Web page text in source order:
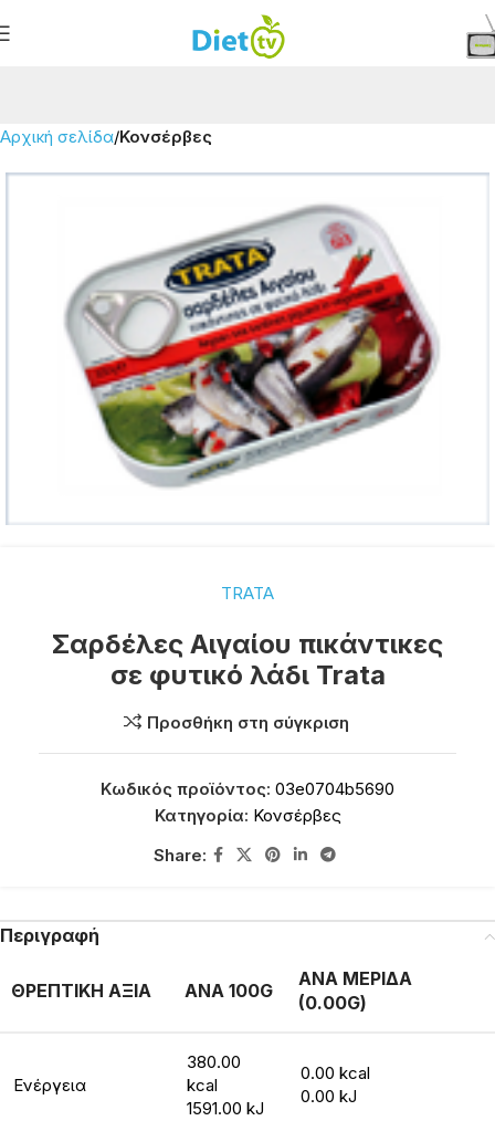
Αρχική σελίδα Κονσέρβες
TRATA
Σαρδέλες Αιγαίου πικάντικες
σε φυτικό λάδι Trata
Προσθήκη στη σύγκριση
Κωδικός προϊόντος: 03e0704b5690
Κατηγορία: Κονσέρβες
Share:
Περιγραφή
ΘΡΕΠΤΙΚΗ ΑΞΙΑ ΑΝΑ 100G
ΑΝΑ ΜΕΡΙΔΑ
(0.00G)
Ενέργεια
380.00
kcal
1591.00 kJ
0.00 kcal
0.00 kJ